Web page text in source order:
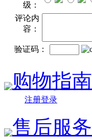
级：
评论内
容：
验证码：
购物指南
注册登录
售后服务